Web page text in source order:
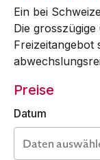
Ein bei
Die
Preise
Datum